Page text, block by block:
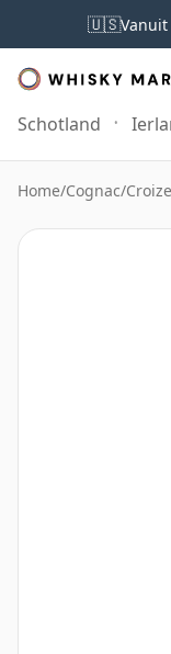
🇺🇸Vanuit
Schotland
Home/Cognac/